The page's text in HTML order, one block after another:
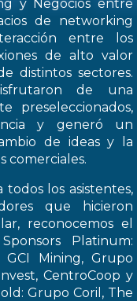
y Negocios entre
de networking
entre los
de alto valor
distintos sectores.
de una
preseleccionados,
y generó un
de ideas y la
comerciales.
todos los asistentes,
que hicieron
reconocemos el
Platinum:
GCI Mining, Grupo
CentroCoop y
Grupo Coril, The